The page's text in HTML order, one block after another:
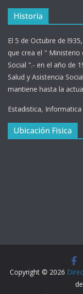
Historia
El 5 de Octubre de
que crea el " Ministerio
Social ".- en el año de
Salud y Asistencia
mantiene hasta la
Estadistica,
Ubicación Fisica
Copyright © 2026